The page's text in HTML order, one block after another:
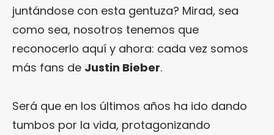
juntándose con esta gentuza? Mirad, sea
como sea, nosotros tenemos que
reconocerlo aquí y ahora: cada vez somos
más fans de Justin Bieber.
Será que en los últimos años ha ido dando
tumbos por la vida, protagonizando